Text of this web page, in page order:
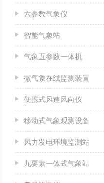
六参数气象仪
智能气象站
气象五参数一体机
微气象在线监测装置
便携式风速风向仪
移动式气象观测设备
风力发电环境监测站
九要素一体式气象站